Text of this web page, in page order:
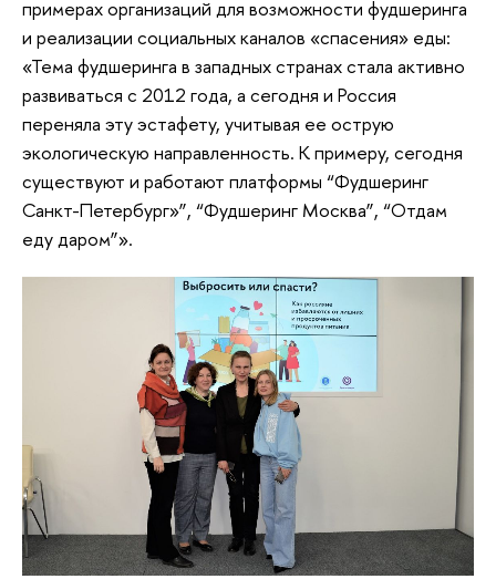
примерах организаций для возможности фудшеринга
и реализации социальных каналов «спасения» еды:
«Тема фудшеринга в западных странах стала активно
развиваться с 2012 года, а сегодня и Россия
переняла эту эстафету, учитывая ее острую
экологическую направленность. К примеру, сегодня
существуют и работают платформы “Фудшеринг
Санкт-Петербург»”, “Фудшеринг Москва”, “Отдам
еду даром”».